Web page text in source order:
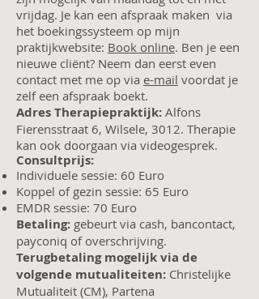
vrijdag. Je kan een afspraak maken via
het boekingssysteem op mijn
praktijkwebsite: Book online. Ben je een
nieuwe cliënt? Neem dan eerst even
contact met me op via e-mail voordat je
zelf een afspraak boekt.
Adres Therapiepraktijk: Alfons
Fierensstraat 6, Wilsele, 3012. Therapie
kan ook doorgaan via videogesprek.
Consultprijs:
Individuele sessie: 60 Euro
Koppel of gezin sessie: 65 Euro
EMDR sessie: 70 Euro
Betaling: gebeurt via cash, bancontact,
payconiq of overschrijving.
Terugbetaling mogelijk via de
volgende mutualiteiten: Christelijke
Mutualiteit (CM), Partena